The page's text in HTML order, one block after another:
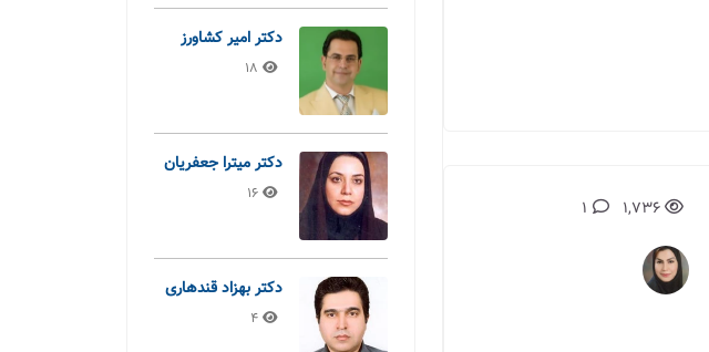
1,736
1
دکتر امیر کشاورز
18
دکتر میترا جعفریان
16
دکتر بهزاد قندهاری
4